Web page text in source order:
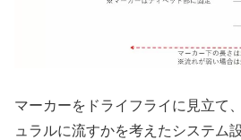
マーカーをドライフライに見立て
ュラルに流すかを考えたシステム